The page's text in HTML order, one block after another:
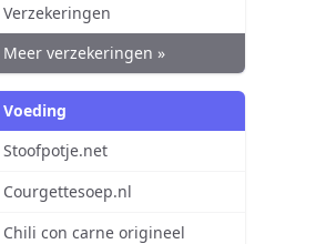
Verzekeringen
Meer verzekeringen »
Voeding
Stoofpotje.net
Courgettesoep.nl
Chili con carne origineel